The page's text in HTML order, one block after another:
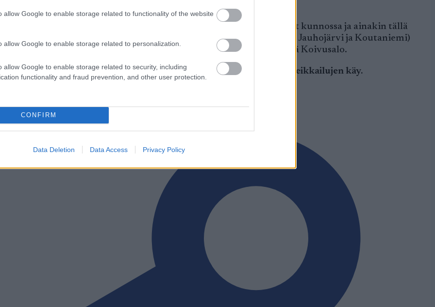
allow Google to enable storage related to functionality of the website
allow Google to enable storage related to personalization.
allow Google to enable storage related to security, including
functionality and fraud prevention, and other user protection.
CONFIRM
Data Deletion Data Access Privacy Policy
kovempia, arvioi Koivusalo viestin asetelmia.
odotellaan rauhassa siihen klo 18 saakka. Mutta miehet ovat kunnossa ja ainakin tällä
siinä hiukan tasoitusta, että meidän miehistä kolme (Jylhä, Jauhojärvi ja Koutaniemi)
SM-kisojen osalta. Mutta taistelemaan lähdemme, päättää Koivusalo.
siis tulossa. Huomenna Puijolla selviää, kuinka näiden ennakkoveikkailujen käy.